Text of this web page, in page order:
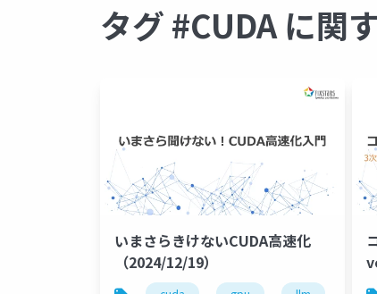
タグ #CUDA に関
いまさらきけないCUDA高速化
（2024/12/19）